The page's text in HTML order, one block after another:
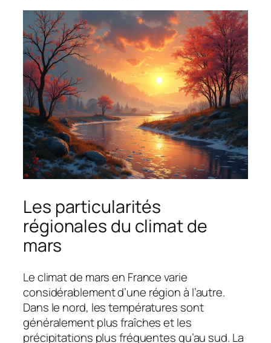
Les particularités
régionales du climat de
mars
Le climat de mars en France varie
considérablement d’une région à l’autre.
Dans le nord, les températures sont
généralement plus fraîches et les
précipitations plus fréquentes qu’au sud. La